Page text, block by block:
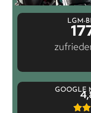
LGM-
GOOGLE